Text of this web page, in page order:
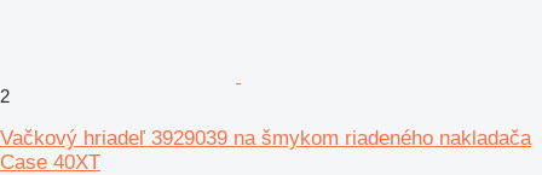
2
Vačkový hriadeľ 3929039 na šmykom riadeného nakladača
Case 40XT